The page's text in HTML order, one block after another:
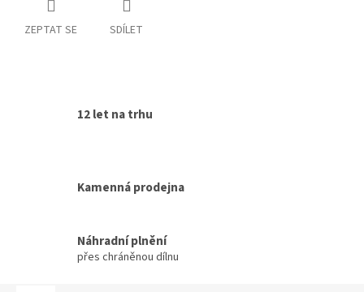
ZEPTAT SE SDÍLET
12 let na trhu
Kamenná prodejna
Náhradní plnění
přes chráněnou dílnu